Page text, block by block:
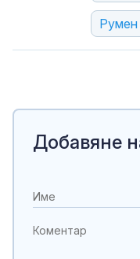
Добавяне